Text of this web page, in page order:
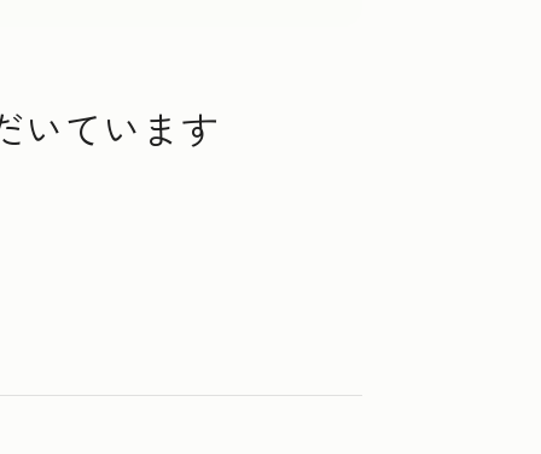
いています